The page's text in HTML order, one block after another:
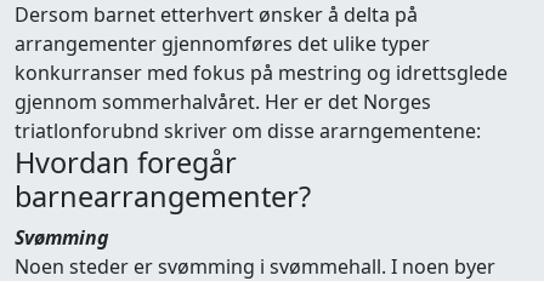
Dersom barnet etterhvert ønsker å delta på
arrangementer gjennomføres det ulike typer
konkurranser med fokus på mestring og idrettsglede
gjennom sommerhalvåret. Her er det Norges
triatlonforubnd skriver om disse ararngementene:
Hvordan foregår
barnearrangementer?
Svømming
Noen steder er svømming i svømmehall. I noen byer